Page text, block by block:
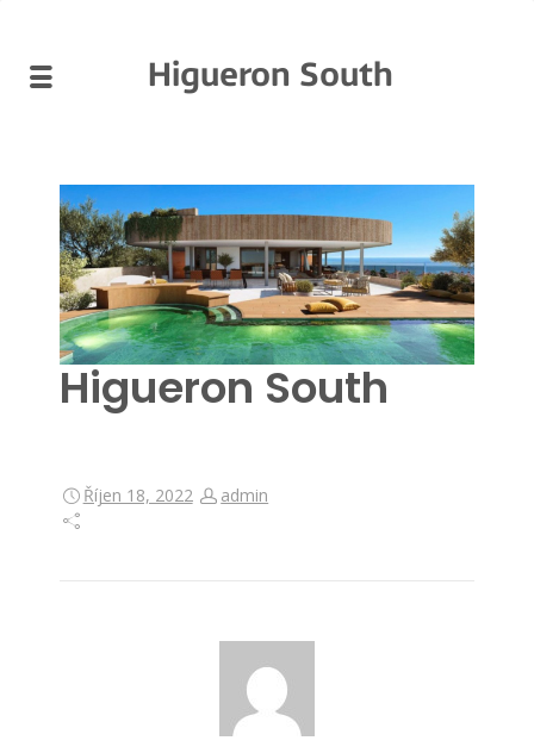
Higueron South
Higueron South
Říjen 18, 2022 admin